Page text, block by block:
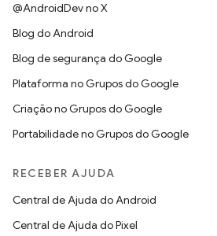
@AndroidDev no X
Blog do Android
Blog de segurança do Google
Plataforma no Grupos do Google
Criação no Grupos do Google
Portabilidade no Grupos do Google
RECEBER AJUDA
Central de Ajuda do Android
Central de Ajuda do Pixel